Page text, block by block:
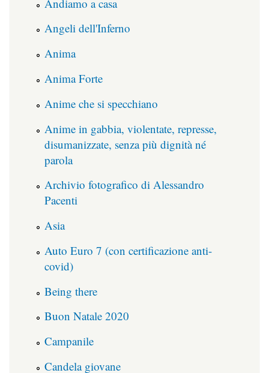
Andiamo a casa
Angeli dell'Inferno
Anima
Anima Forte
Anime che si specchiano
Anime in gabbia, violentate, represse,
disumanizzate, senza più dignità né
parola
Archivio fotografico di Alessandro
Pacenti
Asia
Auto Euro 7 (con certificazione anti-
covid)
Being there
Buon Natale 2020
Campanile
Candela giovane